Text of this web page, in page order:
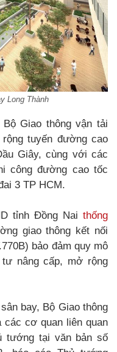
Long Thành
Giao thông vận tải
tuyến đường cao
Giây, cùng với các
công đường cao tốc
3 TP HCM.
tỉnh Đồng Nai thống
giao thông kết nối
bảo đảm quy mô
nâng cấp, mở rộng
bay, Bộ Giao thông
cơ quan liên quan
tướng tại văn bản số